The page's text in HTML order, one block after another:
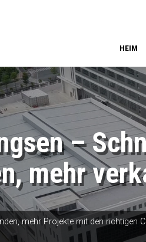
HEIM
–
mehr
mehr Projekte mit den richtigen